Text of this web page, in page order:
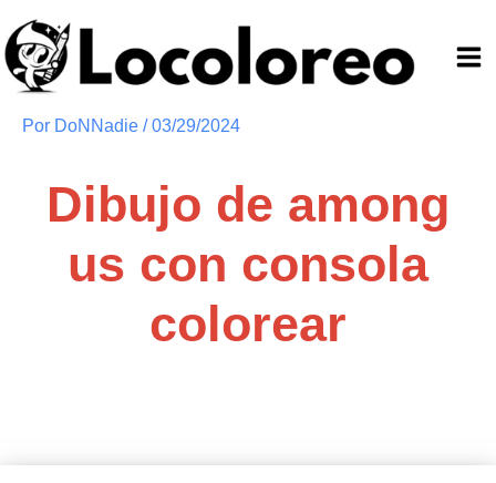
al
contenido
Por DoNNadie /03/29/2024
Dibujo de among
us con consola
colorear